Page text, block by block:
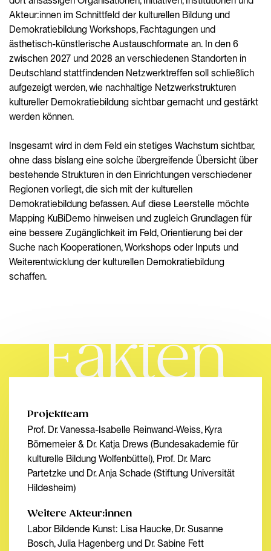
Akteur:innen im Schnittfeld der kulturellen Bildung und
Demokratiebildung Workshops, Fachtagungen und
ästhetisch-künstlerische Austauschformate an. In den 6
zwischen 2027 und 2028 an verschiedenen Standorten in
Deutschland stattfindenden Netzwerktreffen soll schließlich
aufgezeigt werden, wie nachhaltige Netzwerkstrukturen
kultureller Demokratiebildung sichtbar gemacht und gestärkt
werden können.
Insgesamt wird in dem Feld ein stetiges Wachstum sichtbar,
ohne dass bislang eine solche übergreifende Übersicht über
bestehende Strukturen in den Einrichtungen verschiedener
Regionen vorliegt, die sich mit der kulturellen
Demokratiebildung befassen. Auf diese Leerstelle möchte
Mapping KuBiDemo hinweisen und zugleich Grundlagen für
eine bessere Zugänglichkeit im Feld, Orientierung bei der
Suche nach Kooperationen, Workshops oder Inputs und
Weiterentwicklung der kulturellen Demokratiebildung
schaffen.
Fakten
Projektteam
Prof. Dr. Vanessa-Isabelle Reinwand-Weiss, Kyra
Börnemeier & Dr. Katja Drews (Bundesakademie für
kulturelle Bildung Wolfenbüttel), Prof. Dr. Marc
Partetzke und Dr. Anja Schade (Stiftung Universität
Hildesheim)
Weitere Akteur:innen
Labor Bildende Kunst: Lisa Haucke, Dr. Susanne
Bosch, Julia Hagenberg und Dr. Sabine Fett